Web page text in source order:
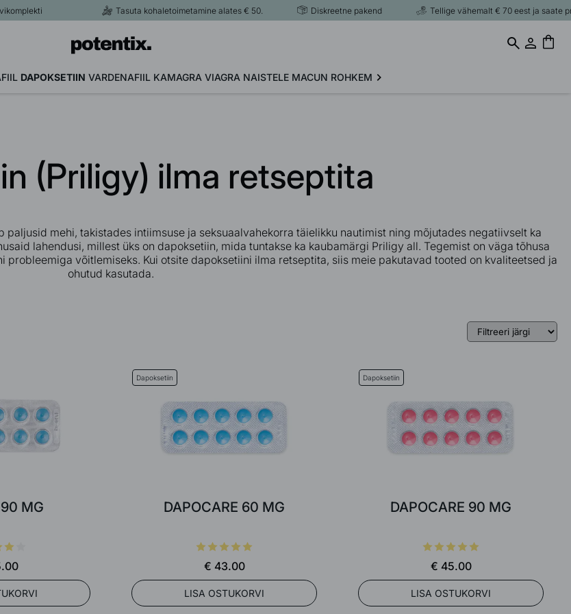
Tasuta kohaletoimetamine alates € 50. Diskreetne pakend Tellige vähemalt € 70 eest ja saate
DAPOKSETIIN VARDENAFIIL KAMAGRA VIAGRA NAISTELE MACUN ROHKEM
(Priligy) ilma retseptita
mehi, takistades intiimsuse ja seksuaalvahekorra täielikku nautimist ning mõjutades negatiivselt ka
lahendusi, millest üks on dapoksetiin, mida tuntakse ka kaubamärgi Priligy all. Tegemist on väga tõhusa
võitlemiseks. Kui otsite dapoksetiini ilma retseptita, siis meie pakutavad tooted on kvaliteetsed ja
ohutud kasutada.
MG
Dapoksetiin
DAPOCARE 60 MG
€ 43.00
LISA OSTUKORVI
Dapoksetiin
DAPOCARE 90 MG
€ 45.00
LISA OSTUKORVI